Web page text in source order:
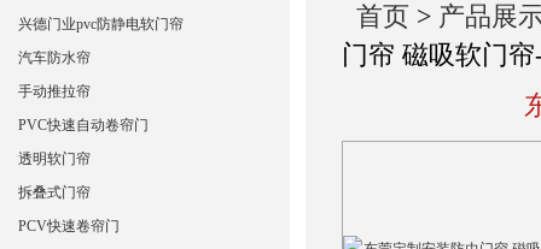
首页 > 产品展
门帘 磁吸软门
兴德门业pvc防静电软门帘
汽车防水帘
手动推拉帘
PVC快速自动卷帘门
透明软门帘
拆叠式门帘
PCV快速卷帘门